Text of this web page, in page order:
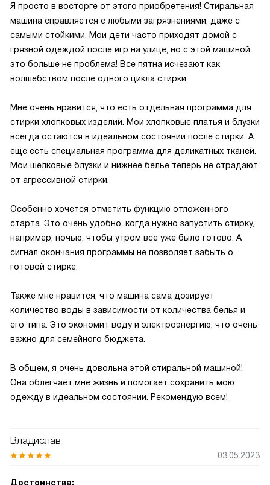
Я просто в восторге от этого приобретения! Стиральная
машина справляется с любыми загрязнениями, даже с
самыми стойкими. Мои дети часто приходят домой с
грязной одеждой после игр на улице, но с этой машиной
это больше не проблема! Все пятна исчезают как
волшебством после одного цикла стирки.
Мне очень нравится, что есть отдельная программа для
стирки хлопковых изделий. Мои хлопковые платья и блузки
всегда остаются в идеальном состоянии после стирки. А
еще есть специальная программа для деликатных тканей.
Мои шелковые блузки и нижнее белье теперь не страдают
от агрессивной стирки.
Особенно хочется отметить функцию отложенного
старта. Это очень удобно, когда нужно запустить стирку,
например, ночью, чтобы утром все уже было готово. А
сигнал окончания программы не позволяет забыть о
готовой стирке.
Также мне нравится, что машина сама дозирует
количество воды в зависимости от количества белья и
его типа. Это экономит воду и электроэнергию, что очень
важно для семейного бюджета.
В общем, я очень довольна этой стиральной машиной!
Она облегчает мне жизнь и помогает сохранить мою
одежду в идеальном состоянии. Рекомендую всем!
Владислав
03.05.2023
Достоинства: